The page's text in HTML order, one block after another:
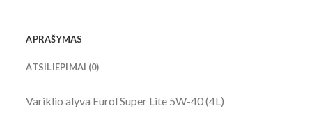
APRAŠYMAS
ATSILIEPIMAI (0)
Variklio alyva Eurol Super Lite 5W-40 (4L)